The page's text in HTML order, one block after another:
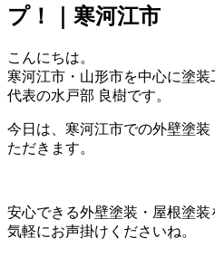
プ！｜寒河江市
こんにちは。
寒河江市・山形市を中心に塗装
代表の水戸部 良樹です。
今日は、寒河江市での外壁塗
ただきます。
安心できる外壁塗装・屋根塗
気軽にお声掛けくださいね。